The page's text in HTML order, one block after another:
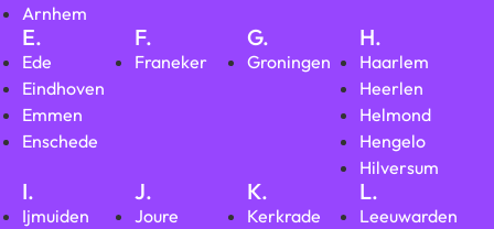
Arnhem
E.
Ede
Eindhoven
Emmen
Enschede
F.
Franeker
G.
Groningen
H.
Haarlem
Heerlen
Helmond
Hengelo
Hilversum
I.
Ijmuiden
J.
Joure
K.
Kerkrade
L.
Leeuwarden